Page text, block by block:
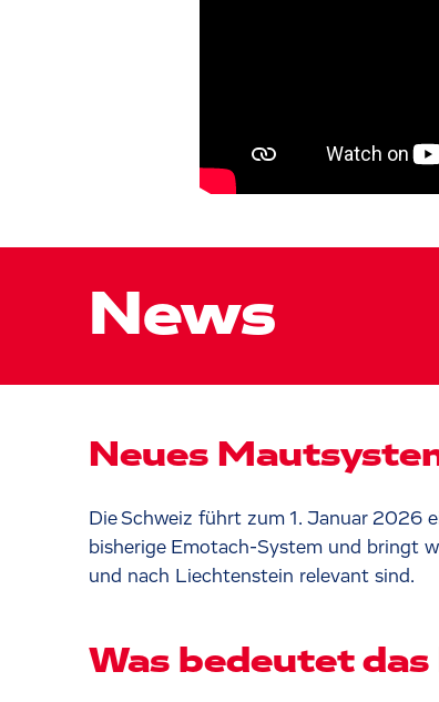
News
Neues
Die Schweiz führt zum 1. Januar 2026
bisherige Emotach-System und bringt
und nach Liechtenstein relevant sind.
Was bedeutet